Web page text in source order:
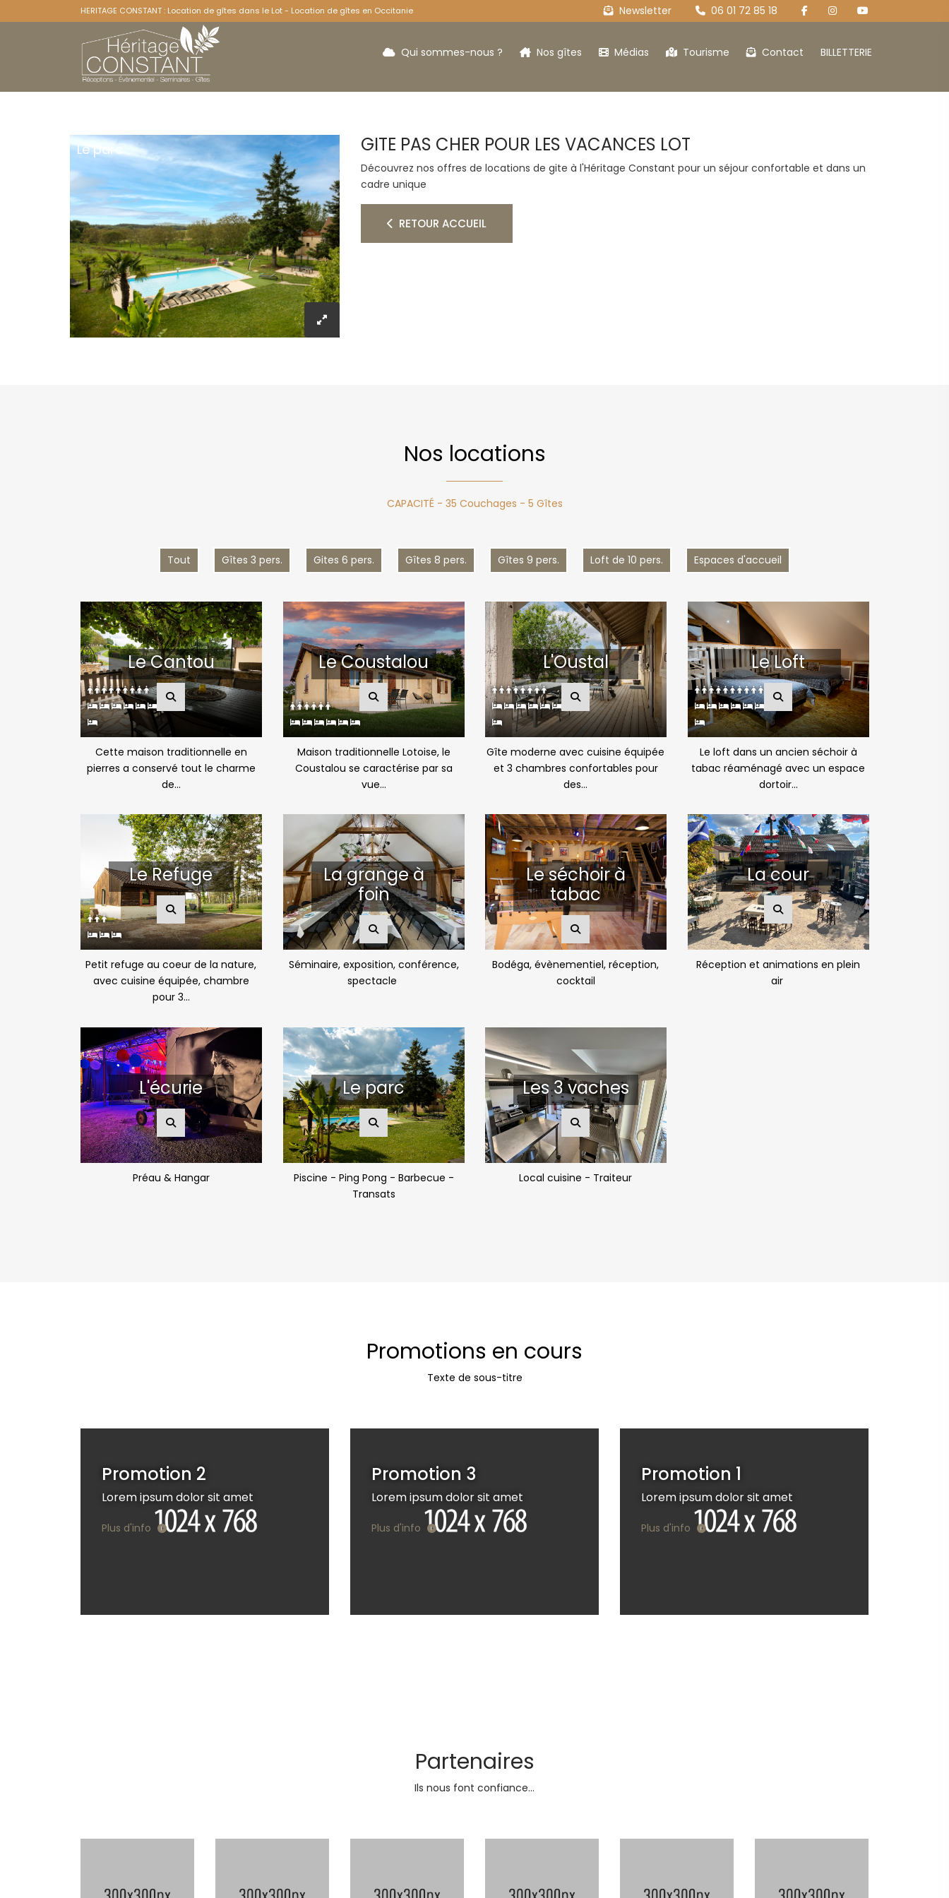
HERITAGE CONSTANT : Location de gîtes dans le Lot - Location de gîtes en Occitanie Newsletter 06 01 72 85 18
Qui sommes-nous ? Nos gîtes Médias Tourisme Contact BILLETTERIE
Le Refuge Le Coustalou
GITE PAS CHER POUR LES VACANCES LOT
Découvrez nos offres de locations de gite à l'Héritage Constant pour un séjour confortable et dans un
cadre unique
RETOUR ACCUEIL
Nos locations
CAPACITÉ - 35 Couchages - 5 Gîtes
Tout Gîtes 3 pers. Gites 6 pers. Gîtes 8 pers. Gîtes 9 pers. Loft de 10 pers. Espaces d'accueil
Le Cantou
Cette maison traditionnelle en
pierres a conservé tout le charme
de...
Le Coustalou
Maison traditionnelle Lotoise, le
Coustalou se caractérise par sa
vue...
L'Oustal
Gîte moderne avec cuisine équipée
et 3 chambres confortables pour
des...
Le Loft
Le loft dans un ancien séchoir à
tabac réaménagé avec un espace
dortoir...
Le Refuge
Petit refuge au coeur de la nature,
avec cuisine équipée, chambre
pour 3...
La grange à
foin
Séminaire, exposition, conférence,
spectacle
Le séchoir à
tabac
Bodéga, évènementiel, réception,
cocktail
La cour
Réception et animations en plein
air
L'écurie
Préau & Hangar
Le parc
Piscine - Ping Pong - Barbecue -
Transats
Les 3 vaches
Local cuisine - Traiteur
Promotions en cours
Texte de sous-titre
Promotion 2
Lorem ipsum dolor sit amet
Plus d'info
Promotion 3
Lorem ipsum dolor sit amet
Plus d'info
Promotion 1
Lorem ipsum dolor sit amet
Plus d'info
Partenaires
Ils nous font confiance...